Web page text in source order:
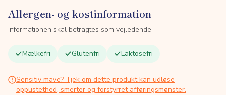
Allergen- og kostinformation
Informationen skal betragtes som vejledende.
Mælkefri Glutenfri Laktosefri
Sensitiv mave? Tjek om dette produkt kan udløse
oppustethed, smerter og forstyrret afføringsmønster.